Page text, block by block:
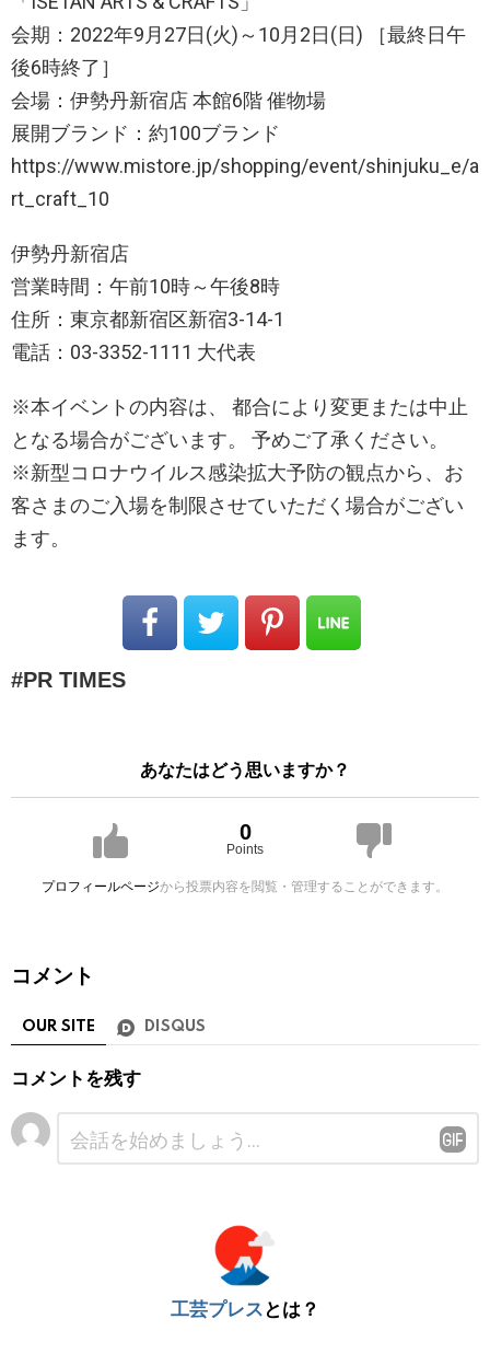
会期：2022年9月27日(火)～10月2日(日) ［最終日午
後6時終了］
会場：伊勢丹新宿店 本館6階 催物場
展開ブランド：約100ブランド
https://www.mistore.jp/shopping/event/shinjuku_e/a
rt_craft_10
伊勢丹新宿店
営業時間：午前10時～午後8時
住所：東京都新宿区新宿3-14-1
電話：03-3352-1111 大代表
※本イベントの内容は、 都合により変更または中止
となる場合がございます。 予めご了承ください。
※新型コロナウイルス感染拡大予防の観点から、お
客さまのご入場を制限させていただく場合がござい
ます。
PR TIMES
あなたはどう思いますか？
0
Points
プロフィールページから投票内容を閲覧・管理することができます。
コメント
OUR SITE DISQUS
コメントを残す
工芸プレス とは？